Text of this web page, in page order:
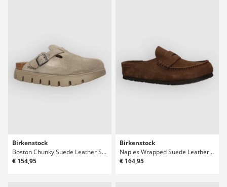
Birkenstock
Boston Chunky Suede Leather Sandály
€ 154,95
Birkenstock
Naples Wrapped Suede Leather Sandály
€ 164,95